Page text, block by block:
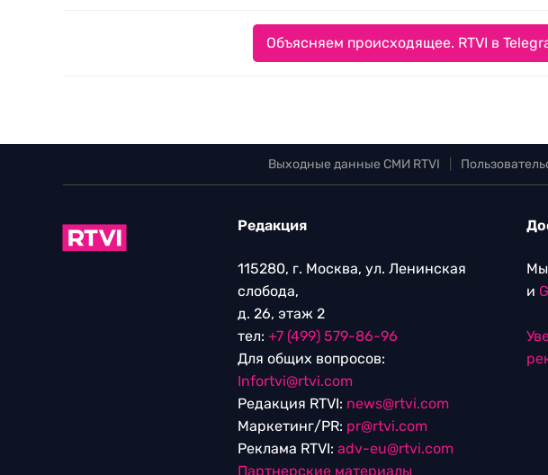
Объясняем происходящее. RTVI в
Выходные данные СМИ RTVI
Редакция
115280, г. Москва, ул. Ленинская
слобода,
д. 26, этаж 2
тел: +7 (499) 579-86-96
Для общих вопросов:
Infortvi@rtvi.com
Редакция RTVI: news@rtvi.com
Маркетинг/PR: pr@rtvi.com
Реклама RTVI: adv-eu@rtvi.com
Партнерские материалы
и